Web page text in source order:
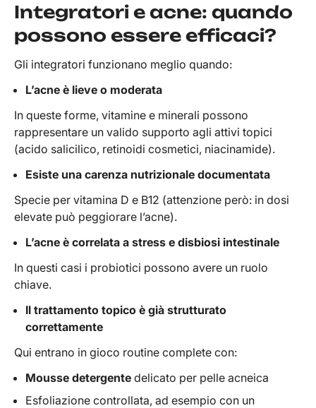
Integratori e acne: quando
possono essere efficaci?
Gli integratori funzionano meglio quando:
L’acne è lieve o moderata
In queste forme, vitamine e minerali possono
rappresentare un valido supporto agli attivi topici
(acido salicilico, retinoidi cosmetici, niacinamide).
Esiste una carenza nutrizionale documentata
Specie per vitamina D e B12 (attenzione però: in dosi
elevate può peggiorare l’acne).
L’acne è correlata a stress e disbiosi intestinale
In questi casi i probiotici possono avere un ruolo
chiave.
Il trattamento topico è già strutturato
correttamente
Qui entrano in gioco routine complete con:
Mousse detergente delicato per pelle acneica
Esfoliazione controllata, ad esempio con un